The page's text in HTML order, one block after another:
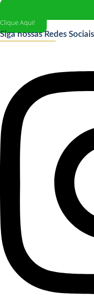
Clique Aqui!
Siga nossas Redes Sociais